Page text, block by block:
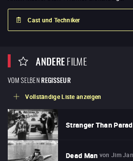
Cast und Techniker
ANDEREFILME
VOM SELBENREGISSEUR
Vollständige Liste anzeigen
Stranger Than
Dead Man von Jim